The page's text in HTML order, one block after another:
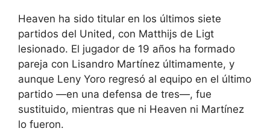
Heaven ha sido titular en los últimos siete
partidos del United, con Matthijs de Ligt
lesionado. El jugador de 19 años ha formado
pareja con Lisandro Martínez últimamente, y
aunque Leny Yoro regresó al equipo en el último
partido —en una defensa de tres—, fue
sustituido, mientras que ni Heaven ni Martínez
lo fueron.